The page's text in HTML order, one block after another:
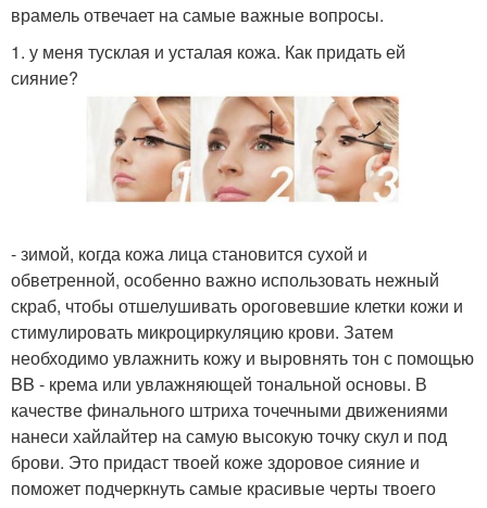
врамель отвечает на самые важные вопросы.
1. у меня тусклая и усталая кожа. Как придать ей
сияние?
- зимой, когда кожа лица становится сухой и
обветренной, особенно важно использовать нежный
скраб, чтобы отшелушивать ороговевшие клетки кожи и
стимулировать микроциркуляцию крови. Затем
необходимо увлажнить кожу и выровнять тон с помощью
BB - крема или увлажняющей тональной основы. В
качестве финального штриха точечными движениями
нанеси хайлайтер на самую высокую точку скул и под
брови. Это придаст твоей коже здоровое сияние и
поможет подчеркнуть самые красивые черты твоего